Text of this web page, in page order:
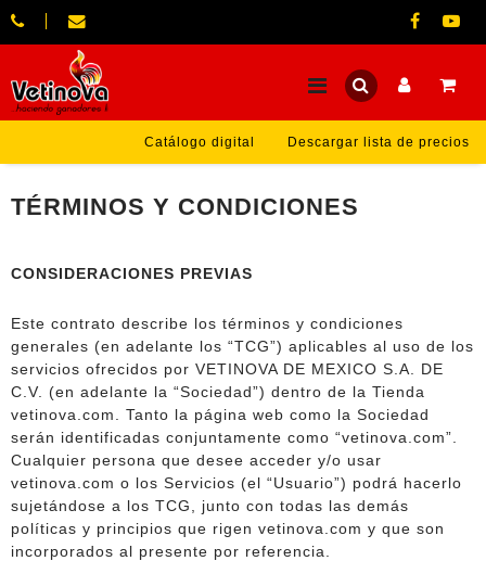
Catálogo digital Descargar lista de precios
TÉRMINOS Y CONDICIONES
CONSIDERACIONES PREVIAS
Este contrato describe los términos y condiciones
generales (en adelante los “TCG”) aplicables al uso de los
servicios ofrecidos por VETINOVA DE MEXICO S.A. DE
C.V. (en adelante la “Sociedad”) dentro de la Tienda
vetinova.com. Tanto la página web como la Sociedad
serán identificadas conjuntamente como “vetinova.com”.
Cualquier persona que desee acceder y/o usar
vetinova.com o los Servicios (el “Usuario”) podrá hacerlo
sujetándose a los TCG, junto con todas las demás
políticas y principios que rigen vetinova.com y que son
incorporados al presente por referencia.